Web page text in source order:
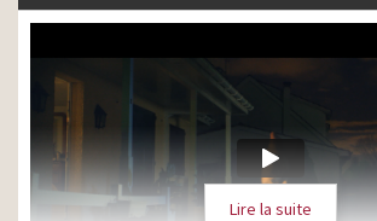
Lire la suite